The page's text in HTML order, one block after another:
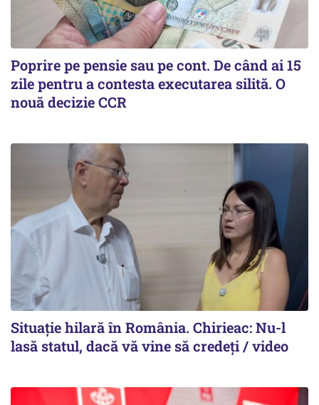
Poprire pe pensie sau pe cont. De când ai 15
zile pentru a contesta executarea silită. O
nouă decizie CCR
Situație hilară în România. Chirieac: Nu-l
lasă statul, dacă vă vine să credeți / video